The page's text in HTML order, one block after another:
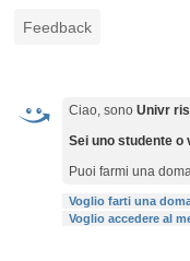
Feedback
Ciao, sonoUnivr
Sei uno studente
Puoi farmi una
Voglio farti una
Voglio accedere al